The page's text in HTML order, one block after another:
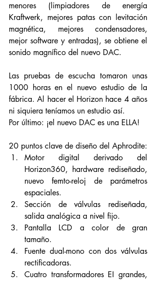
menores (limpiadores de energía
Kraftwerk, mejores patas con levitación
magnética, mejores condensadores,
mejor software y entradas), se obtiene el
sonido magnífico del nuevo DAC.
Las pruebas de escucha tomaron unas
1000 horas en el nuevo estudio de la
fábrica. Al hacer el Horizon hace 4 años
ni siquiera teníamos un estudio así.
Por último: ¡el nuevo DAC es una ELLA!
20 puntos clave de diseño del Aphrodite:
Motor digital derivado del
Horizon360, hardware rediseñado,
nuevo femto-reloj de parámetros
espaciales.
Sección de válvulas rediseñada,
salida analógica a nivel fijo.
Pantalla LCD a color de gran
tamaño.
Fuente dual-mono con dos válvulas
rectificadoras.
Cuatro transformadores EI grandes,